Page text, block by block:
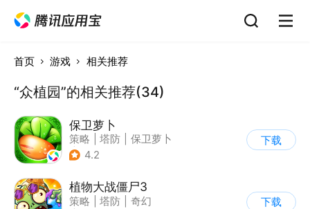
首页 游戏 相关推荐
“众植园”的相关推荐(34)
保卫萝卜
策略 塔防
保卫萝卜
| 卡通
4.2
下载
植物大战僵尸3
策略 塔防
奇幻
下载